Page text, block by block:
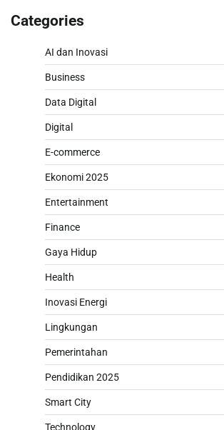
Categories
AI dan Inovasi
Business
Data Digital
Digital
E-commerce
Ekonomi 2025
Entertainment
Finance
Gaya Hidup
Health
Inovasi Energi
Lingkungan
Pemerintahan
Pendidikan 2025
Smart City
Technology